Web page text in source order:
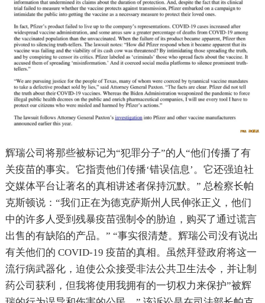
辉瑞公司将那些被标记为“犯罪分子”的人“他们传播了有
关疫苗的事实。它指责他们传播‘错误信息’。它还强迫社
交媒体平台让著名的真相讲述者保持沉默。” 总检察长帕
克斯顿说：“我们正在为德克萨斯州人民伸张正义，他们
中的许多人受到残暴疫苗强制令的胁迫，购买了通过谎言
出售的有缺陷的产品。” “事实很清楚。辉瑞公司没有说出
有关他们的 COVID-19 疫苗的真相。虽然拜登政府将这一
流行病武器化，迫使公众接受非法公共卫生法令，并让制
药公司获利，但我将使用我拥有的一切权力来保护”被辉